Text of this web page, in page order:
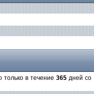
только в течение 365 дней со